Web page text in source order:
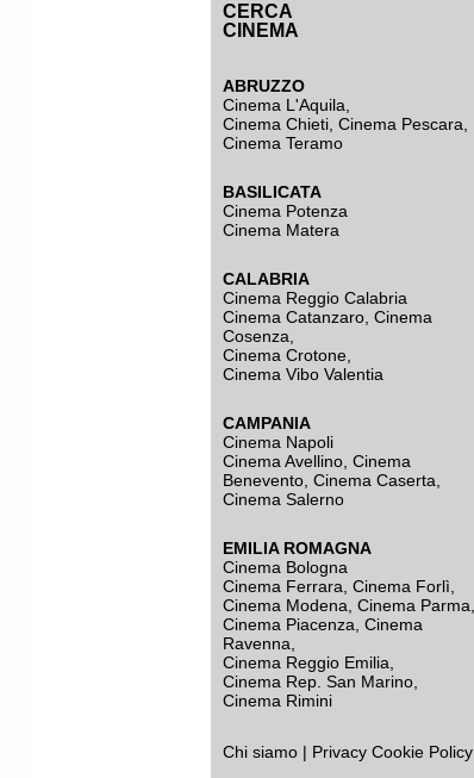
CERCA
CINEMA
ABRUZZO
Cinema L'Aquila
Cinema Chieti, Cinema Pescara,
Cinema Teramo
BASILICATA
Cinema Potenza
Cinema Matera
CALABRIA
Cinema Reggio Calabria
Cinema Catanzaro Cinema
Cosenza
Cinema Crotone
Cinema Vibo Valentia
CAMPANIA
Cinema Napoli
Cinema Avellino Cinema
Benevento Cinema Caserta
Cinema Salerno
EMILIA ROMAGNA
Cinema Bologna
Cinema Ferrara Cinema Forlì
Cinema Modena Cinema Parma
Cinema Piacenza Cinema
Ravenna
Cinema Reggio Emilia
Cinema Rep. San Marino
Cinema Rimini
Chi siamo | Privacy Cookie Policy